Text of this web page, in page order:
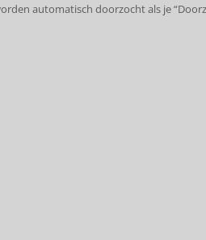
automatisch doorzocht als je